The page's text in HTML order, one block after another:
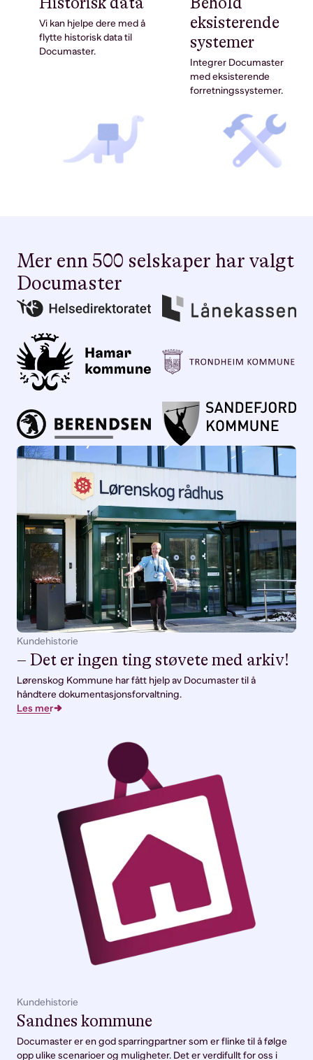
Vi kan hjelpe dere med å
flytte historisk data til
Documaster.
eksisterende
systemer
Integrer Documaster
med eksisterende
forretningssystemer.
Mer enn 500 selskaper har valgt
Documaster
Kundehistorie
– Det er ingen ting støvete med arkiv!
Lørenskog Kommune har fått hjelp av Documaster til å
håndtere dokumentasjonsforvaltning.
Les mer
Kundehistorie
Sandnes kommune
Documaster er en god sparringpartner som er flinke til å følge
opp ulike scenarioer og muligheter. Det er verdifullt for oss i